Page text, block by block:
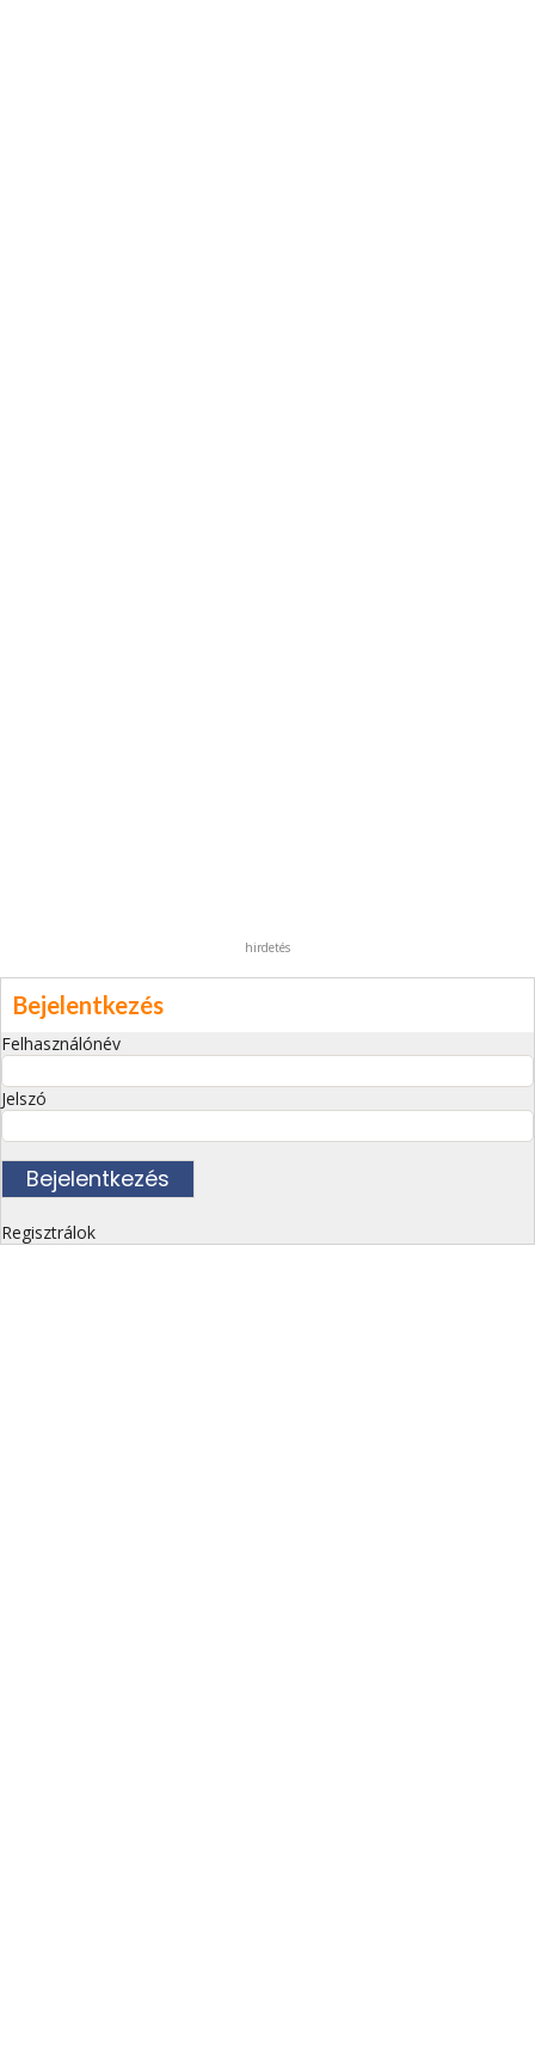
hirdetés
Bejelentkezés
Felhasználónév
Jelszó
Regisztrálok